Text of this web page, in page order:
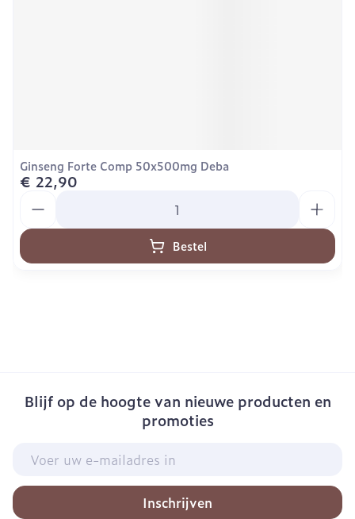
Ginseng Forte Comp 50x500mg Deba
€ 22,90
Bestel
Blijf op de hoogte van nieuwe producten en
promoties
Inschrijven